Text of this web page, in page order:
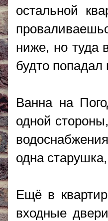
остальной
ниже, но туда
будто попадал
Ванна на
одной
одна
Ещё в
входные